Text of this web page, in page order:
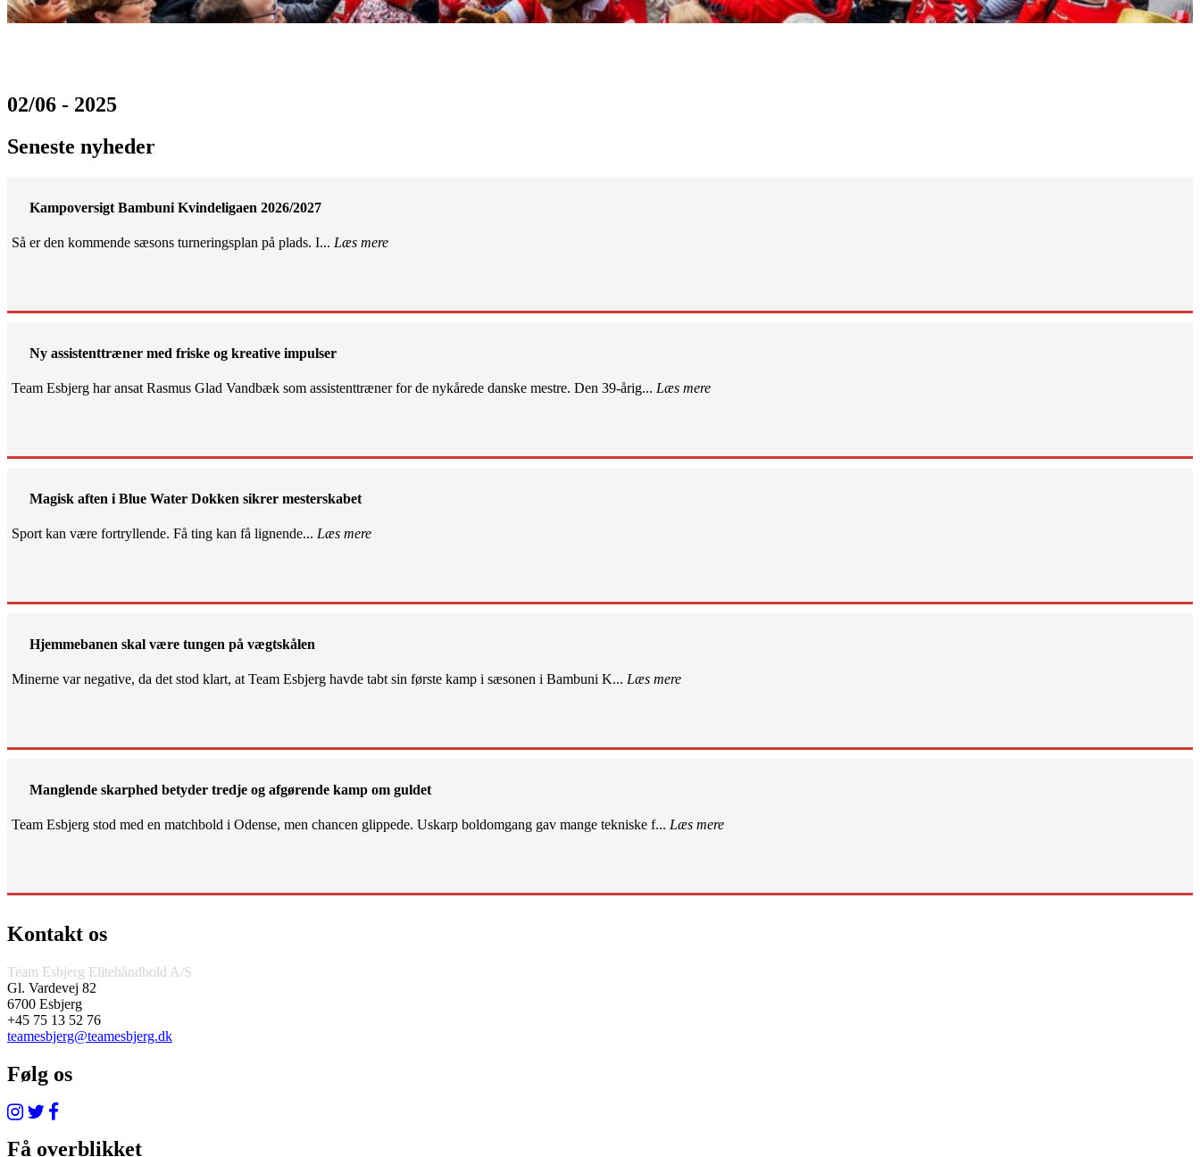
02/06 - 2025
Seneste nyheder
Kampoversigt Bambuni Kvindeligaen 2026/2027
Så er den kommende sæsons turneringsplan på plads. I... Læs mere
Ny assistenttræner med friske og kreative impulser
Team Esbjerg har ansat Rasmus Glad Vandbæk som assistenttræner for de nykårede danske mestre. Den 39-årig... Læs mere
Magisk aften i Blue Water Dokken sikrer mesterskabet
Sport kan være fortryllende. Få ting kan få lignende... Læs mere
Hjemmebanen skal være tungen på vægtskålen
Minerne var negative, da det stod klart, at Team Esbjerg havde tabt sin første kamp i sæsonen i Bambuni K... Læs mere
Manglende skarphed betyder tredje og afgørende kamp om guldet
Team Esbjerg stod med en matchbold i Odense, men chancen glippede. Uskarp boldomgang gav mange tekniske f... Læs mere
Kontakt os
Team Esbjerg Elitehåndbold A/S
Gl. Vardevej 82
6700 Esbjerg
+45 75 13 52 76
teamesbjerg@teamesbjerg.dk
Følg os
Få overblikket